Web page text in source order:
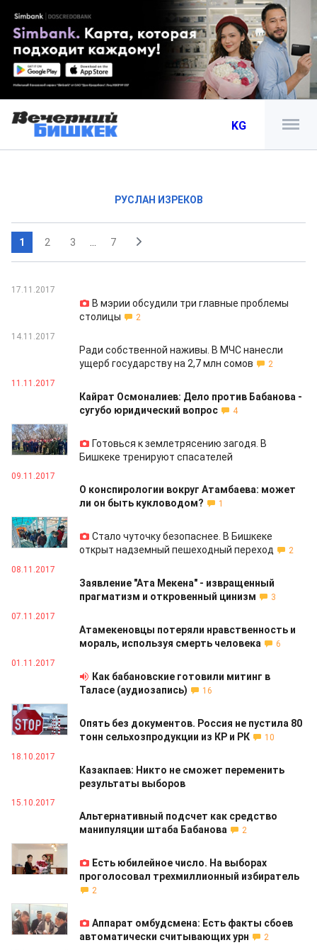
KG
РУСЛАН ИЗРЕКОВ
1 2 3 7
17.11.2017
В мэрии обсудили три главные проблемы
столицы
2
14.11.2017
Ради собственной наживы. В МЧС нанесли
ущерб государству на 2,7 млн сомов
2
11.11.2017
Кайрат Осмоналиев: Дело против Бабанова -
сугубо юридический вопрос
4
10.11.2017
Готовься к землетрясению загодя. В
Бишкеке тренируют спасателей
09.11.2017
О конспирологии вокруг Атамбаева: может
ли он быть кукловодом?
1
09.11.2017
Стало чуточку безопаснее. В Бишкеке
открыт надземный пешеходный переход
2
08.11.2017
Заявление "Ата Мекена" - извращенный
прагматизм и откровенный цинизм
3
07.11.2017
Атамекеновцы потеряли нравственность и
мораль, используя смерть человека
6
01.11.2017
Как бабановские готовили митинг в
Таласе (аудиозапись)
16
24.10.2017
Опять без документов. Россия не пустила 80
тонн сельхозпродукции из КР и РК
10
18.10.2017
Казакпаев: Никто не сможет переменить
результаты выборов
15.10.2017
Альтернативный подсчет как средство
манипуляции штаба Бабанова
2
15.10.2017
Есть юбилейное число. На выборах
проголосовал трехмиллионный избиратель
2
15.10.2017
Аппарат омбудсмена: Есть факты сбоев
автоматически считывающих урн
2